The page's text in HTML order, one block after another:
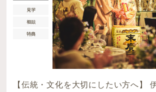
見学
相談
特典
【伝統・文化を大切にしたい方へ】